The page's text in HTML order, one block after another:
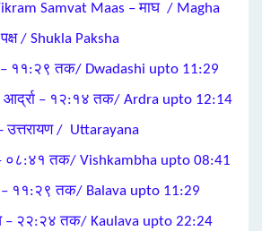
Samvat Maas – माघ / Magha
/ Shukla Paksha
– ११:२९ तक/ Dwadashi upto 11:29
आर्द्रा – १२:१४ तक/ Ardra upto 12:14
उत्तरायण / Uttarayana
– ०८:४१ तक/ Vishkambha upto 08:41
– ११:२९ तक/ Balava upto 11:29
– २२:२४ तक/ Kaulava upto 22:24